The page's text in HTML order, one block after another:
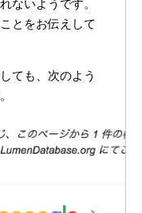
ないようです。
とをお伝えして
ても、次のよう